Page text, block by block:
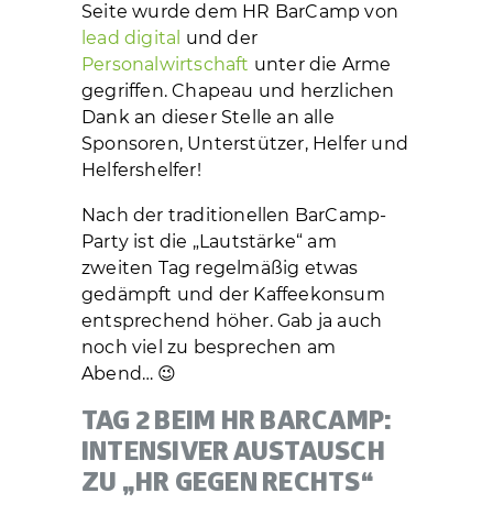
Seite wurde dem HR BarCamp von
lead digital und der
Personalwirtschaft unter die Arme
gegriffen. Chapeau und herzlichen
Dank an dieser Stelle an alle
Sponsoren, Unterstützer, Helfer und
Helfershelfer!
Nach der traditionellen BarCamp-
Party ist die „Lautstärke“ am
zweiten Tag regelmäßig etwas
gedämpft und der Kaffeekonsum
entsprechend höher. Gab ja auch
noch viel zu besprechen am
Abend… 😉
TAG 2 BEIM HR BARCAMP:
INTENSIVER AUSTAUSCH
ZU „HR GEGEN RECHTS“